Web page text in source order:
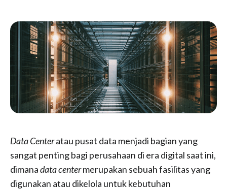
Data Centeratau pusat data menjadi bagian yang
sangat penting bagi perusahaan di era digital saat ini,
dimanadata centermerupakan sebuah fasilitas yang
digunakan atau dikelola untuk kebutuhan